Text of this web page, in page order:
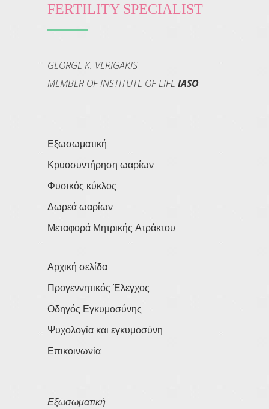
FERTILITY SPECIALIST
GEORGE K. VERIGAKIS
MEMBER OF INSTITUTE OF LIFEIASO
Εξωσωματική
Κρυοσυντήρηση ωαρίων
Φυσικός κύκλος
Δωρεά ωαρίων
Μεταφορά Μητρικής Ατράκτου
Αρχική σελίδα
Προγεννητικός Έλεγχος
Οδηγός Εγκυμοσύνης
Ψυχολογία και εγκυμοσύνη
Επικοινωνία
Εξωσωματική